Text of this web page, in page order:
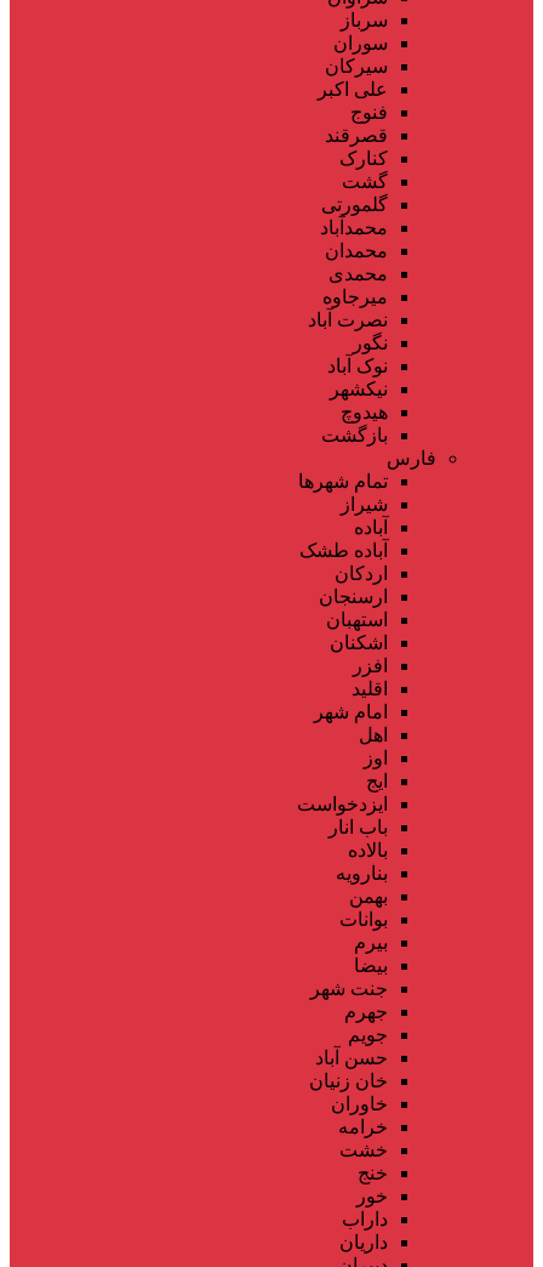
سرباز
سوران
سیرکان
علی اکبر
فنوج
قصرقند
کنارک
گشت
گلمورتی
محمدآباد
محمدان
محمدی
میرجاوه
نصرت آباد
نگور
نوک آباد
نیکشهر
هیدوچ
بازگشت
فارس
تمام شهر‌ها
شیراز
آباده
آباده طشک
اردکان
ارسنجان
استهبان
اشکنان
افزر
اقلید
امام شهر
اهل
اوز
ایج
ایزدخواست
باب انار
بالاده
بنارویه
بهمن
بوانات
بیرم
بیضا
جنت شهر
جهرم
جویم
حسن آباد
خان زنیان
خاوران
خرامه
خشت
خنج
خور
داراب
داریان